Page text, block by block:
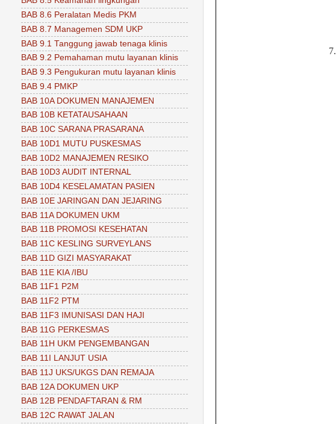
7.
BAB 8.6 Peralatan Medis PKM
BAB 8.7 Managemen SDM UKP
BAB 9.1 Tanggung jawab tenaga klinis
BAB 9.2 Pemahaman mutu layanan klinis
BAB 9.3 Pengukuran mutu layanan klinis
BAB 9.4 PMKP
BAB 10A DOKUMEN MANAJEMEN
BAB 10B KETATAUSAHAAN
BAB 10C SARANA PRASARANA
BAB 10D1 MUTU PUSKESMAS
BAB 10D2 MANAJEMEN RESIKO
BAB 10D3 AUDIT INTERNAL
BAB 10D4 KESELAMATAN PASIEN
BAB 10E JARINGAN DAN JEJARING
BAB 11A DOKUMEN UKM
BAB 11B PROMOSI KESEHATAN
BAB 11C KESLING SURVEYLANS
BAB 11D GIZI MASYARAKAT
BAB 11E KIA /IBU
BAB 11F1 P2M
BAB 11F2 PTM
BAB 11F3 IMUNISASI DAN HAJI
BAB 11G PERKESMAS
BAB 11H UKM PENGEMBANGAN
BAB 11I LANJUT USIA
BAB 11J UKS/UKGS DAN REMAJA
BAB 12A DOKUMEN UKP
BAB 12B PENDAFTARAN & RM
BAB 12C RAWAT JALAN